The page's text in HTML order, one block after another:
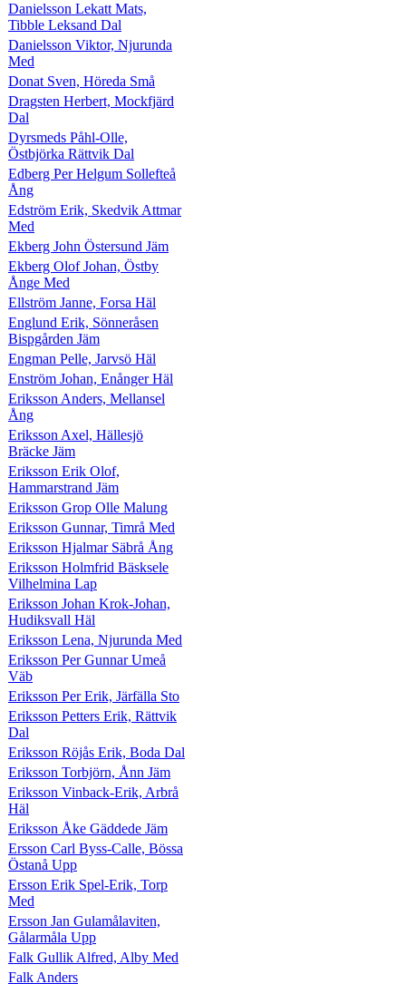
Danielsson Lekatt Mats,
Tibble Leksand Dal
Danielsson Viktor, Njurunda
Med
Donat Sven, Höreda Små
Dragsten Herbert, Mockfjärd
Dal
Dyrsmeds Påhl-Olle,
Östbjörka Rättvik Dal
Edberg Per Helgum Sollefteå
Ång
Edström Erik, Skedvik Attmar
Med
Ekberg John Östersund Jäm
Ekberg Olof Johan, Östby
Ånge Med
Ellström Janne, Forsa Häl
Englund Erik, Sönneråsen
Bispgården Jäm
Engman Pelle, Jarvsö Häl
Enström Johan, Enånger Häl
Eriksson Anders, Mellansel
Ång
Eriksson Axel, Hällesjö
Bräcke Jäm
Eriksson Erik Olof,
Hammarstrand Jäm
Eriksson Grop Olle Malung
Eriksson Gunnar, Timrå Med
Eriksson Hjalmar Säbrå Ång
Eriksson Holmfrid Bäsksele
Vilhelmina Lap
Eriksson Johan Krok-Johan,
Hudiksvall Häl
Eriksson Lena, Njurunda Med
Eriksson Per Gunnar Umeå
Väb
Eriksson Per Erik, Järfälla Sto
Eriksson Petters Erik, Rättvik
Dal
Eriksson Röjås Erik, Boda Dal
Eriksson Torbjörn, Ånn Jäm
Eriksson Vinback-Erik, Arbrå
Häl
Eriksson Åke Gäddede Jäm
Ersson Carl Byss-Calle, Bössa
Östanå Upp
Ersson Erik Spel-Erik, Torp
Med
Ersson Jan Gulamålaviten,
Gålarmåla Upp
Falk Gullik Alfred, Alby Med
Falk Anders